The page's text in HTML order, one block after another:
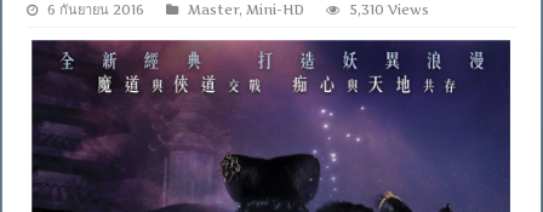
6 กันยายน 2016 Master,Mini-HD 5,310 Views